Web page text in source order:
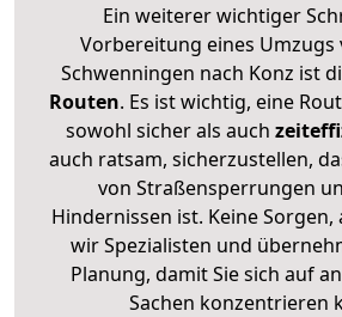
Ein weiterer wichtiger
Vorbereitung eines Umzugs
Schwenningen nach Konz ist
Routen. Es ist wichtig, eine
sowohl sicher als auch
auch ratsam, sicherzustellen,
von Straßensperrungen
Hindernissen ist. Keine
wir Spezialisten und
Planung, damit Sie sich auf
Sachen konzentrieren